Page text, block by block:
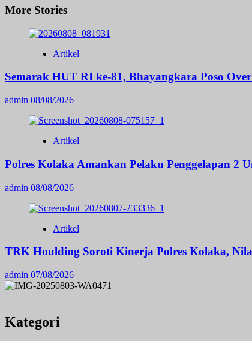
More Stories
Artikel
Semarak HUT RI ke-81, Bhayangkara Poso
admin 08/08/2026
Artikel
Polres Kolaka Amankan Pelaku Penggelapan 2
admin 08/08/2026
Artikel
TRK Houlding Soroti Kinerja Polres Kolaka,
admin 07/08/2026
Kategori